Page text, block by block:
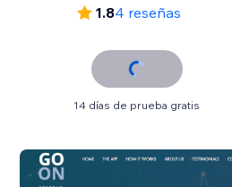
1.84 reseñas
14 días de prueba gratis